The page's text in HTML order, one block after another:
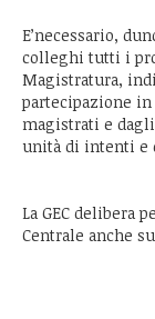
E’necessario,
colleghi tutti i
Magistratura,
partecipazione
magistrati e
unità di intenti e
La GEC delibera
Centrale anche